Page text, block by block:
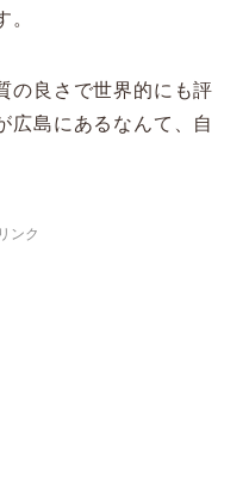
。
の良さで世界的にも評
広島にあるなんて、自
ンク